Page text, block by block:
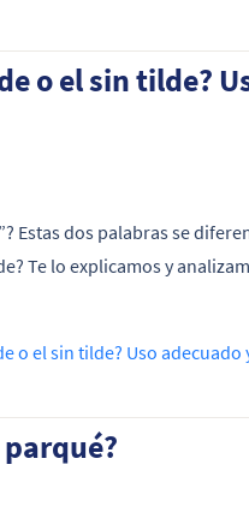
o el sin tilde?
Estas dos palabras se
Te lo explicamos y
o el sin tilde? Uso adecuado